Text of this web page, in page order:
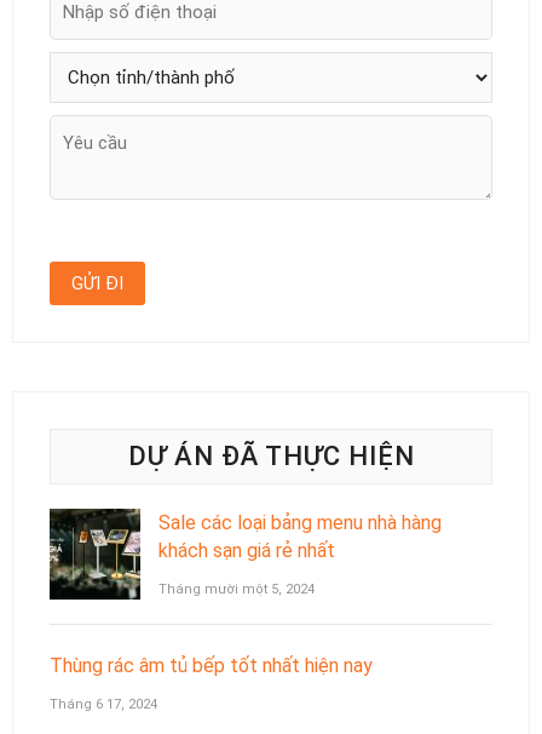
DỰ ÁN ĐÃ THỰC HIỆN
Sale các loại bảng menu nhà hàng
khách sạn giá rẻ nhất
Tháng mười một 5, 2024
Thùng rác âm tủ bếp tốt nhất hiện nay
Tháng 6 17, 2024